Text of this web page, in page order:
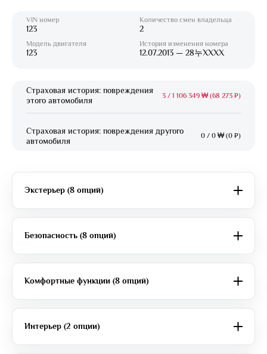
VIN номер
123
Модель двигателя
123
Количество смен владельца
2
История изменения номера
12.07.2013 — 28누XXXX
Страховая история: повреждения
этого автомобиля
3 / 1 106 349 ₩ (68 273 ₽)
Страховая история: повреждения другого
автомобиля
0 / 0 ₩ (0 ₽)
Экстерьер (8 опций)
Безопасность (8 опций)
Комфортные функции (8 опций)
Интерьер (2 опции)